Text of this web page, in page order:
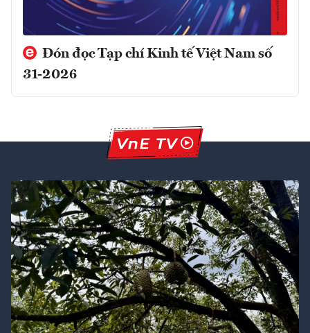
Đón đọc Tạp chí Kinh tế Việt Nam số
31-2026